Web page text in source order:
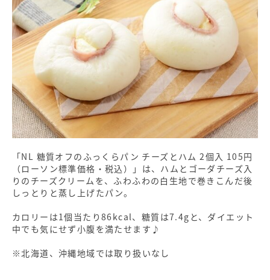
「NL 糖質オフのふっくらパン チーズとハム 2個入 105円
（ローソン標準価格・税込）」は、ハムとゴーダチーズ入
りのチーズクリームを、ふわふわの白生地で巻きこんだ後
しっとりと蒸し上げたパン。
カロリーは1個当たり86kcal、糖質は7.4gと、ダイエット
中でも気にせず小腹を満たせます♪
※北海道、沖縄地域では取り扱いなし